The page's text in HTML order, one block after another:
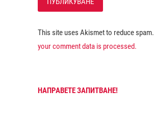
This site uses Akismet to reduce spam.
your comment data is processed.
НАПРАВЕТЕ ЗАПИТВАНЕ!